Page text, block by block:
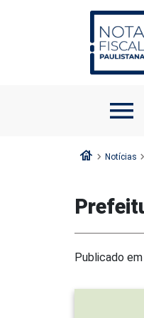
menu
house chevron_right Notícias chevron_right
Publicado